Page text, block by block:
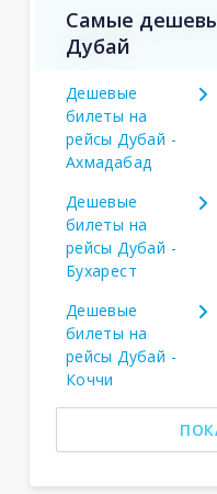
Самые
Дубай
Дешевые
билеты на
рейсы Дубай -
Ахмадабад
Дешевые
билеты на
рейсы Дубай -
Бухарест
Дешевые
билеты на
рейсы Дубай -
Коччи